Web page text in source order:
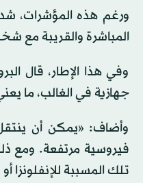
ورغم هذه المؤشرات،
المباشرة والقريبة
وفي هذا الإطار، قال
جهازية في الغالب، ما
وأضاف: «يمكن أن
فيروسية مرتفعة. ومع
تلك المسببة للإنفلونزا أو (كوفيد - 19)